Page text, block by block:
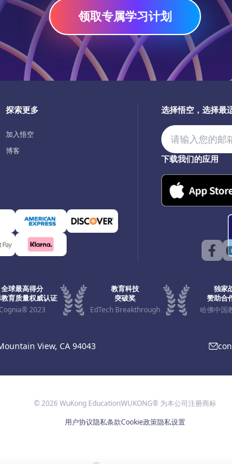
领取专属学习计划
探索更多
加入悟空
博客
选择悟空，选择最
下载我们的应用
全球最高得分
育质量权威认证
Cognia® 2023
教育科技
突破奖
EdTech Breakthrough
独家
赞助合
哈佛中国
View, CA 94043
© 2026 WuKong EducationWUKONG® 为本公司注册商标
用户协议隐私条款Cookie政策隐私设置